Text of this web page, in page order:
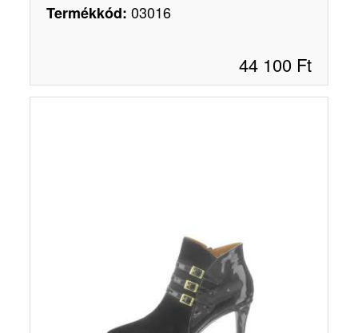
Termékkód: 03016
44 100 Ft